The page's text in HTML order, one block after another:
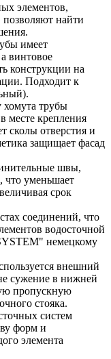
элементов,
позволяют найти
имеет
винтовое
конструкции на
Подходит к
хомута трубы
месте крепления
сколы отверстия и
защищает фасад
швы,
уменьшает
срок
соединений, что
водосточной
немецкому
внешний
сужение в нижней
пропускную
стояка.
систем
форм и
элемента